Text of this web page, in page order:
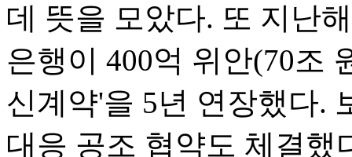
데 뜻을 모았다. 또 지난
은행이 400억 위안(70조
신계약'을 5년 연장했다.
대응 공조 협약도 체결했